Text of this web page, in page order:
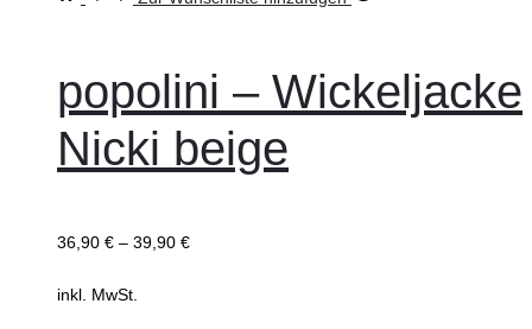
mehrere
Varianten
auf.
Optionen
popolini – Wickeljacke
Nicki beige
36,90 € – 39,90 €
inkl. MwSt.